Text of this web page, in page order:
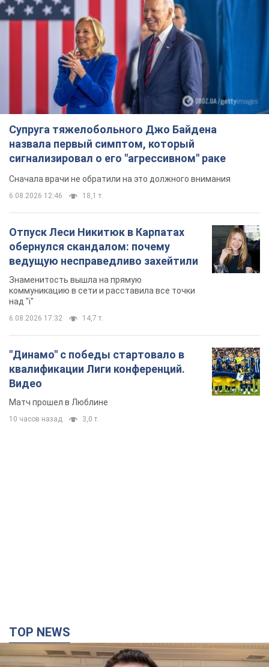
Супруга тяжелобольного Джо Байдена
назвала первый симптом, который
сигнализировал о его "агрессивном" раке
Сначала врачи не обратили на это должного внимания
6.08.2026 12:46 18,1 т.
Отпуск Леси Никитюк в Карпатах
обернулся скандалом: почему
ведущую несправедливо захейтили
Знаменитость вышла на прямую
коммуникацию в сети и расставила все точки
над "i"
6.08.2026 17:32 14,7 т.
"Динамо" с победы стартовало в
квалификации Лиги конференций.
Видео
Матч прошел в Люблине
10 часов назад 3,0 т.
TOP NEWS